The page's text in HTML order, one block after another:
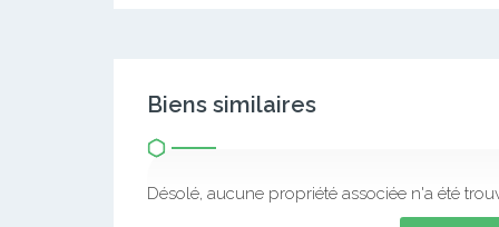
Biens similaires
Désolé, aucune propriété associée n'a été